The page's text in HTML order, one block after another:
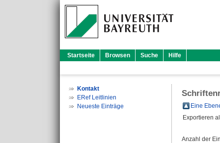
Startseite Browsen Suche Hilfe
Kontakt
ERef Leitlinien
Neueste Einträge
Eine
Exportieren
Anzahl der